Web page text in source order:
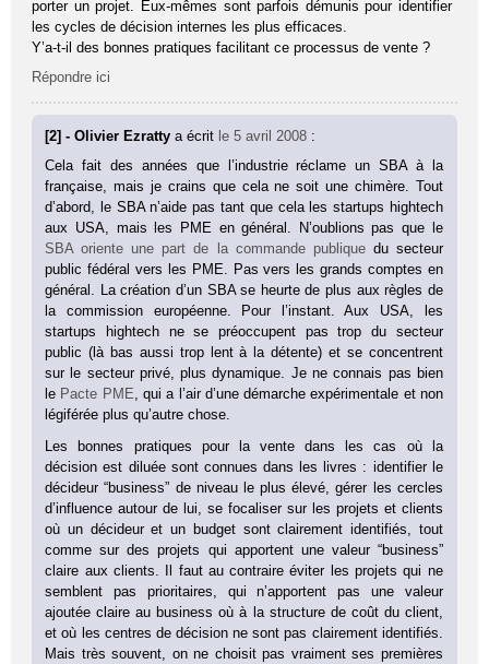
porter un projet. Eux-mêmes sont parfois démunis pour identifier
les cycles de décision internes les plus efficaces.
Y’a-t-il des bonnes pratiques facilitant ce processus de vente ?
Répondre ici
[2] - Olivier Ezrattya écrit le 5 avril 2008 :
Cela fait des années que l’industrie réclame un SBA à la
française, mais je crains que cela ne soit une chimère. Tout
d’abord, le SBA n’aide pas tant que cela les startups hightech
aux USA, mais les PME en général. N’oublions pas que le
SBA oriente une part de la commande publiquedu secteur
public fédéral vers les PME. Pas vers les grands comptes en
général. La création d’un SBA se heurte de plus aux règles de
la commission européenne. Pour l’instant. Aux USA, les
startups hightech ne se préoccupent pas trop du secteur
public (là bas aussi trop lent à la détente) et se concentrent
sur le secteur privé, plus dynamique. Je ne connais pas bien
le Pacte PME , qui a l’air d’une démarche expérimentale et non
légiférée plus qu’autre chose.
Les bonnes pratiques pour la vente dans les cas où la
décision est diluée sont connues dans les livres : identifier le
décideur “business” de niveau le plus élevé, gérer les cercles
d’influence autour de lui, se focaliser sur les projets et clients
où un décideur et un budget sont clairement identifiés, tout
comme sur des projets qui apportent une valeur “business”
claire aux clients. Il faut au contraire éviter les projets qui ne
semblent pas prioritaires, qui n’apportent pas une valeur
ajoutée claire au business où à la structure de coût du client,
et où les centres de décision ne sont pas clairement identifiés.
Mais très souvent, on ne choisit pas vraiment ses premières